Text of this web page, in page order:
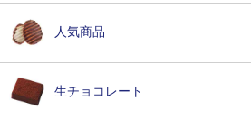
人気商品
生チョコレート